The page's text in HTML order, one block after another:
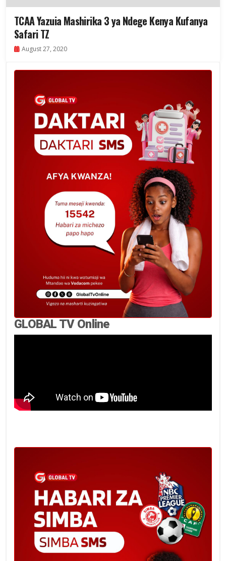
TCAA Yazuia Mashirika 3 ya Ndege Kenya Kufanya
Safari TZ
August 27, 2020
GLOBAL TV Online